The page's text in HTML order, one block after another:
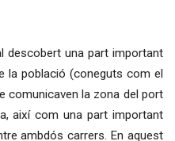
descobert una part important
la població (coneguts com el
comunicaven la zona del port
així com una part important
ambdós carrers. En aquest